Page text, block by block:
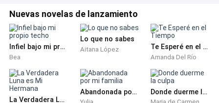
—No puedo liberar aire, el globo está sobre un
acantilado, la caída es demasiado alta.
El operador también se sentía impotente.
—No te preocupes, ¿Daniel ya saltó, verdad? Cuando
regrese, le diré que te rescate de inmediato.
Nuevas novelas de lanzamiento
Infiel bajo mi propio techo
Bea
Lo que no sabes
Aitana López Te Esperé en el Tiempo
Amanda Del Río
La Verdadera Luna es Mi Hermana
Abandonada por mi familia Donde duerme la culpa